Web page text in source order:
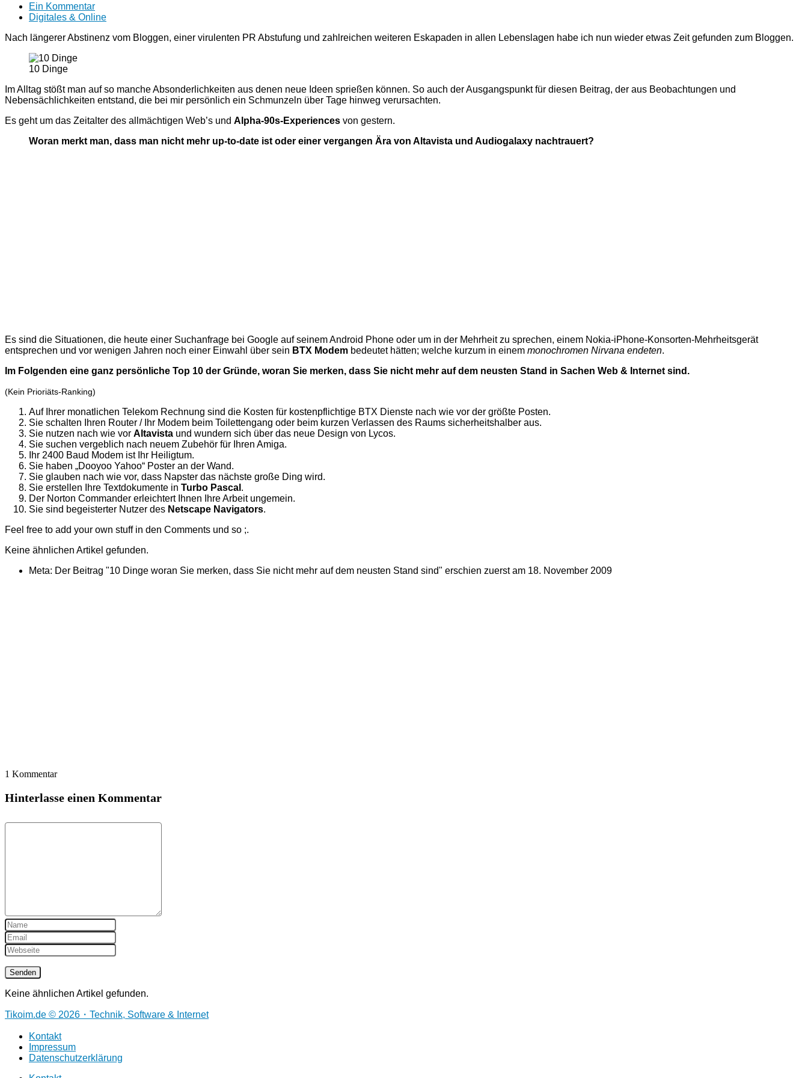
Ein Kommentar
Digitales & Online
Nach längerer Abstinenz vom Bloggen, einer virulenten PR Abstufung und zahlreichen weiteren Eskapaden in allen Lebenslagen habe ich nun wieder etwas Zeit gefunden zum Bloggen.
10 Dinge
Im Alltag stößt man auf so manche Absonderlichkeiten aus denen neue Ideen sprießen können. So auch der Ausgangspunkt für diesen Beitrag, der aus Beobachtungen und
Nebensächlichkeiten entstand, die bei mir persönlich ein Schmunzeln über Tage hinweg verursachten.
Es geht um das Zeitalter des allmächtigen Web’s und Alpha-90s-Experiences von gestern.
Woran merkt man, dass man nicht mehr up-to-date ist oder einer vergangen Ära von Altavista und Audiogalaxy nachtrauert?
Es sind die Situationen, die heute einer Suchanfrage bei Google auf seinem Android Phone oder um in der Mehrheit zu sprechen, einem Nokia-iPhone-Konsorten-Mehrheitsgerät
entsprechen und vor wenigen Jahren noch einer Einwahl über sein BTX Modem bedeutet hätten; welche kurzum in einem monochromen Nirvana endeten.
Im Folgenden eine ganz persönliche Top 10 der Gründe, woran Sie merken, dass Sie nicht mehr auf dem neusten Stand in Sachen Web & Internet sind.
(Kein Prioriäts-Ranking)
Auf Ihrer monatlichen Telekom Rechnung sind die Kosten für kostenpflichtige BTX Dienste nach wie vor der größte Posten.
Sie schalten Ihren Router / Ihr Modem beim Toilettengang oder beim kurzen Verlassen des Raums sicherheitshalber aus.
Sie nutzen nach wie vor Altavista und wundern sich über das neue Design von Lycos.
Sie suchen vergeblich nach neuem Zubehör für Ihren Amiga.
Ihr 2400 Baud Modem ist Ihr Heiligtum.
Sie haben „Dooyoo Yahoo“ Poster an der Wand.
Sie glauben nach wie vor, dass Napster das nächste große Ding wird.
Sie erstellen Ihre Textdokumente in Turbo Pascal .
Der Norton Commander erleichtert Ihnen Ihre Arbeit ungemein.
Sie sind begeisterter Nutzer des Netscape Navigators.
Feel free to add your own stuff in den Comments und so ;.
Keine ähnlichen Artikel gefunden.
Meta: Der Beitrag "10 Dinge woran Sie merken, dass Sie nicht mehr auf dem neusten Stand sind" erschien zuerst am 18. November 2009
1 Kommentar
Hinterlasse einen Kommentar
Keine ähnlichen Artikel gefunden.
Tikoim.de © 2026・Technik, Software & Internet
Kontakt
Impressum
Datenschutzerklärung